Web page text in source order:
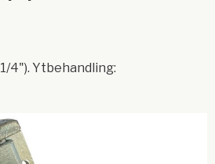
4"). Ytbehandling: